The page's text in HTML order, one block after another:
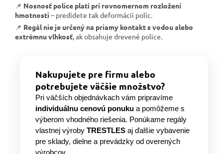
📌 Nosnosť police platí pri rovnomernom rozložení
hmotnosti – predídete tak deformácii políc.
📌 Regál nie je určený na priamy kontakt s vodou alebo
extrémnu vlhkosť , ak obsahuje drevené police.
Nakupujete pre firmu alebo
potrebujete väčšie množstvo?
Pri väčších objednávkach vám pripravíme
individuálnu cenovú ponuku a pomôžeme s
výberom vhodného riešenia. Ponúkame regály
vlastnej výroby TRESTLES aj ďalšie vybavenie
pre sklady, dielne a prevádzky od overených
výrobcov.